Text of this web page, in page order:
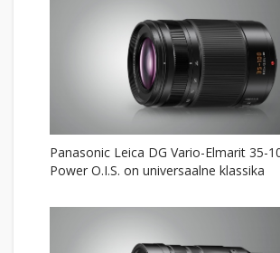
Panasonic Leica DG Vario-Elmarit 35-
Power O.I.S. on universaalne klassika